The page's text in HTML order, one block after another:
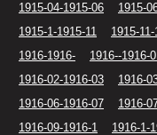
1915-04-1915-06
1915-
1915-1-1915-11
1915-
1916-1916-
1916--1916-
1916-02-1916-03
1916-
1916-06-1916-07
1916-
1916-09-1916-1
1916-1-